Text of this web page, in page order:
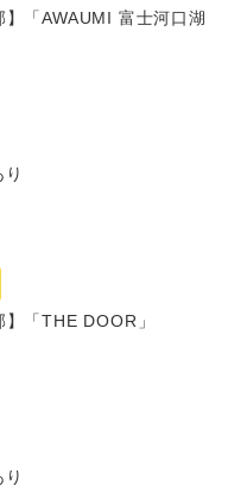
】「AWAUMI 富士河口湖
】「THE DOOR」